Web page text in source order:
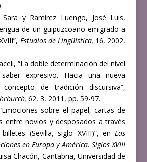
Sara y Ramírez Luengo, José Luis,
de un guipuzcoano emigrado a
Estudios de Lingüística, 16, 2002,
“La doble determinación del nivel
expresivo. Hacia una nueva
de tradición discursiva”,
62, 3, 2011, pp. 59-97.
sobre el papel, cartas de
entre novios y desposados a través
(Sevilla, siglo XVIII)”, enLas
en Europa y América. Siglos XVIII
Chacón, Cantabria, Universidad de